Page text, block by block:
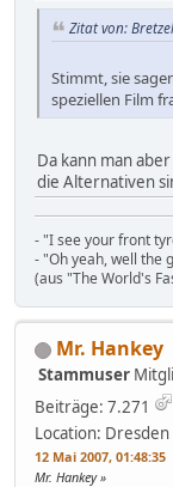
Zitat von:
Stimmt, sie
speziellen Film
Da kann man
die Alternativen
- "I see your front
- "Oh yeah, well the
(aus "The World's
Mr. Hankey
Stammuser
Beiträge: 7.271
Location: Dresden
12 Mai 2007, 01:48:35
Mr. Hankey